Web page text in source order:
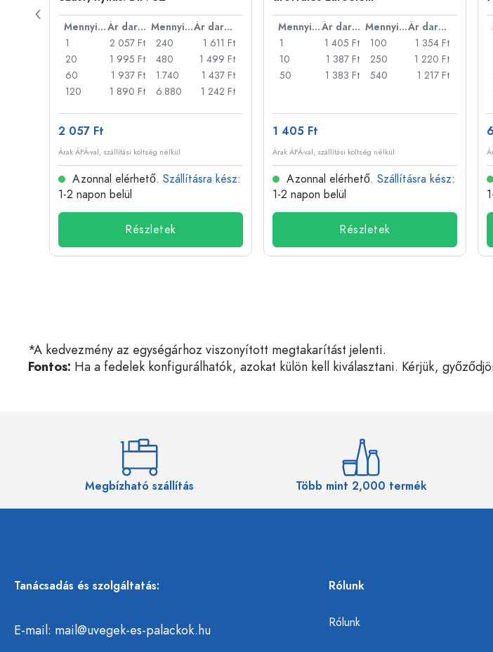
Mennyiség Ár darabonként Mennyiség
Ár darabonként
1
2 057 Ft
20
1 995 Ft
60
1 937 Ft
120
1 890 Ft
240
1 611 Ft
480
1 499 Ft
1.740
1 437 Ft
6.880
1 242 Ft
2 057 Ft
Árak ÁFÁ-val, szállítási költség nélkül
Azonnal elérhető. Szállításra kész:
1-2 napon belül
Részletek
Mennyiség Ár darabonként Mennyiség
Ár darabonként
1
1 405 Ft
10
1 387 Ft
50
1 383 Ft
100
1 354 Ft
250
1 220 Ft
540
1 217 Ft
1 405 Ft
Árak ÁFÁ-val, szállítási költség nélkül
Azonnal elérhető. Szállításra kész:
1-2 napon belül
Részletek
*A kedvezmény az egységárhoz viszonyított megtakarítást jelenti.
Fontos: Ha a fedelek konfigurálhatók, azokat külön kell kiválasztani. Kérjük,
Megbízható szállítás Több mint 2,000 termék
Tanácsadás és szolgáltatás:
E-mail: mail@uvegek-es-palackok.hu
Rólunk
Rólunk